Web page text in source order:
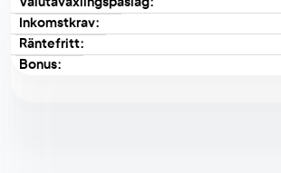
Inkomstkrav:
Räntefritt:
Bonus: